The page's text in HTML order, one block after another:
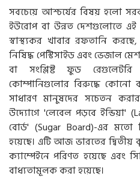
সবচেয়ে আশ্চর্যের বিষয় হলো
ইউরোপ বা উন্নত দেশগুলোতে এই
স্বাস্থ্যকর খাবার রফতানি
নিষিদ্ধ পেস্টিসাইড এবং ভেজাল
বা সংশ্লিষ্ট ফুড
কোম্পানিগুলোর বিরুদ্ধে কোনো
সাধারণ মানুষদের সচেতন
উদ্যোগে 'লেবেল পড়বে ইন্ডিয়া'
বোর্ড' (Sugar Board)-এর
হয়েছে। এটি আজ ভারতের
ক্যাম্পেইনে পরিণত হয়েছে এবং
বাধ্যতামূলক করা হয়েছে।